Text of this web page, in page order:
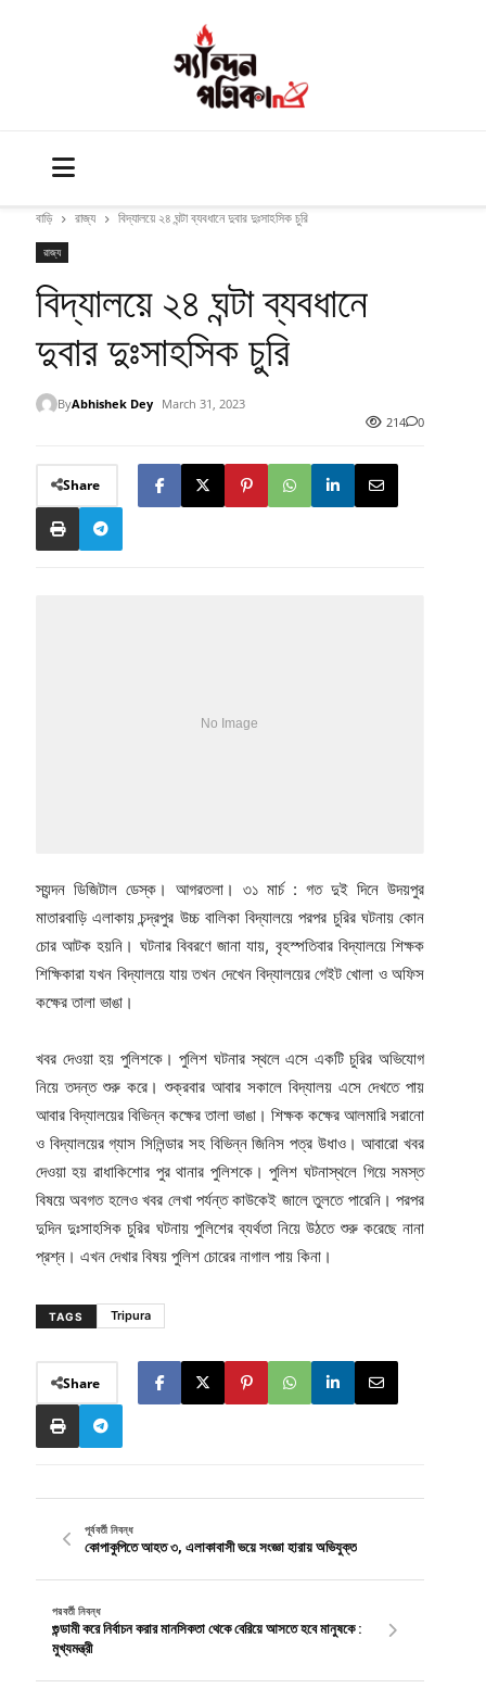
বাড়ি রাজ্য বিদ্যালয়ে ২৪ ঘন্টা ব্যবধানে দুবার দুঃসাহসিক চুরি
রাজ্য
বিদ্যালয়ে ২৪ ঘন্টা ব্যবধানে
দুবার দুঃসাহসিক চুরি
ByAbhishek Dey
March 31, 2023
214
0
Share
স্যন্দন ডিজিটাল ডেস্ক। আগরতলা। ৩১ মার্চ : গত দুই দিনে উদয়পুর
মাতারবাড়ি এলাকায় চন্দ্রপুর উচ্চ বালিকা বিদ্যালয়ে পরপর চুরির ঘটনায় কোন
চোর আটক হয়নি। ঘটনার বিবরণে জানা যায়, বৃহস্পতিবার বিদ্যালয়ে শিক্ষক
শিক্ষিকারা যখন বিদ্যালয়ে যায় তখন দেখেন বিদ্যালয়ের গেইট খোলা ও অফিস
কক্ষের তালা ভাঙা।
খবর দেওয়া হয় পুলিশকে। পুলিশ ঘটনার স্থলে এসে একটি চুরির অভিযোগ
নিয়ে তদন্ত শুরু করে। শুক্রবার আবার সকালে বিদ্যালয় এসে দেখতে পায়
আবার বিদ্যালয়ের বিভিন্ন কক্ষের তালা ভাঙা। শিক্ষক কক্ষের আলমারি সরানো
ও বিদ্যালয়ের গ্যাস সিলিন্ডার সহ বিভিন্ন জিনিস পত্র উধাও। আবারো খবর
দেওয়া হয় রাধাকিশোর পুর থানার পুলিশকে। পুলিশ ঘটনাস্থলে গিয়ে সমস্ত
বিষয়ে অবগত হলেও খবর লেখা পর্যন্ত কাউকেই জালে তুলতে পারেনি। পরপর
দুদিন দুঃসাহসিক চুরির ঘটনায় পুলিশের ব্যর্থতা নিয়ে উঠতে শুরু করেছে নানা
প্রশ্ন। এখন দেখার বিষয় পুলিশ চোরের নাগাল পায় কিনা।
TAGS Tripura
Share
পূর্ববর্তী নিবন্ধ
কোপাকুপিতে আহত ৩, এলাকাবাসী ভয়ে সংজ্ঞা হারায় অভিযুক্ত
পরবর্তী নিবন্ধ
গুন্ডামী করে নির্বাচন করার মানসিকতা থেকে বেরিয়ে আসতে হবে মানুষকে :
মুখ্যমন্ত্রী